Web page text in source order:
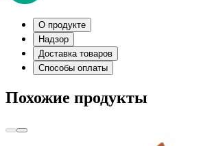
О продукте
Надзор
Доставка товаров
Способы оплаты
Похожие продукты